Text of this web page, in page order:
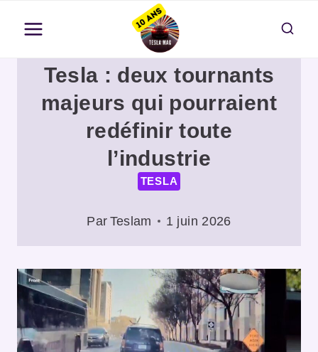
contenu
Tesla : deux tournants
majeurs qui pourraient
redéfinir toute
l’industrie
TESLA
Par Teslam 1 juin 2026